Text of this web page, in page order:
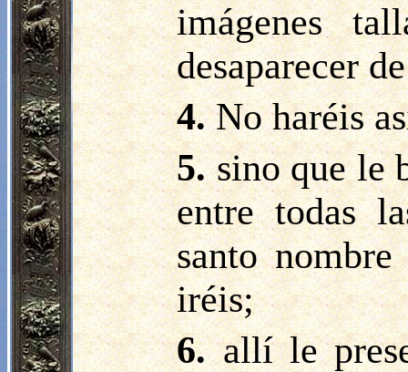
imágenes
desaparecer
4.No haréis
5.sino que le
entre todas
santo
iréis;
6.allí le